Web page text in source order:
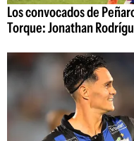
Los convocados de
Torque: Jonathan